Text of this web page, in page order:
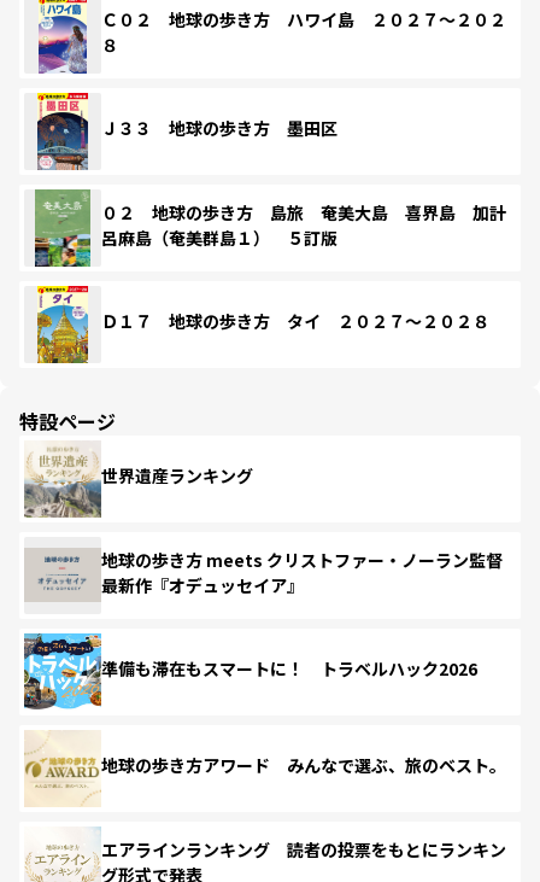
Ｃ０２ 地球の歩き方 ハワイ島 ２０２７～２０２
８
Ｊ３３ 地球の歩き方 墨田区
０２ 地球の歩き方 島旅 奄美大島 喜界島 加計
呂麻島（奄美群島１） ５訂版
Ｄ１７ 地球の歩き方 タイ ２０２７～２０２８
特設ページ
世界遺産ランキング
地球の歩き方 meets クリストファー・ノーラン監督
最新作『オデュッセイア』
準備も滞在もスマートに！ トラベルハック2026
地球の歩き方アワード みんなで選ぶ、旅のベスト。
エアラインランキング 読者の投票をもとにランキン
グ形式で発表